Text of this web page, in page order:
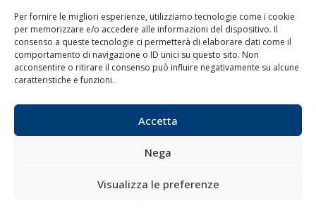
Per fornire le migliori esperienze, utilizziamo tecnologie come i cookie
per memorizzare e/o accedere alle informazioni del dispositivo. Il
consenso a queste tecnologie ci permetterà di elaborare dati come il
comportamento di navigazione o ID unici su questo sito. Non
acconsentire o ritirare il consenso può influire negativamente su alcune
caratteristiche e funzioni.
Accetta
Nega
Visualizza le preferenze
Trasporti
Varie
Sostenibilità
Compagnie di Navigazione
Diporto
Chi siamo
Contatti